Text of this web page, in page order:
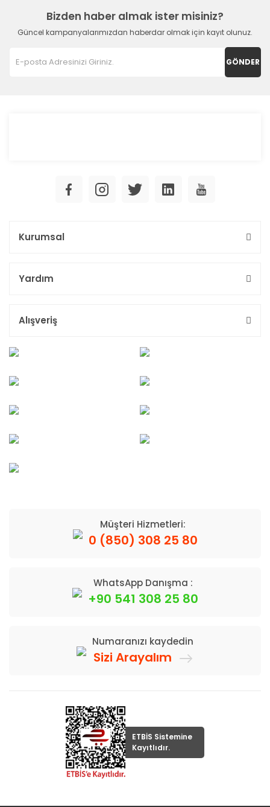
Bizden haber almak ister misiniz?
Güncel kampanyalarımızdan haberdar olmak için kayıt olunuz.
GÖNDER
Kurumsal
Yardım
Alışveriş
Müşteri Hizmetleri:
0 (850) 308 25 80
WhatsApp Danışma :
+90 541 308 25 80
Numaranızı kaydedin
Sizi Arayalım
ETBİS Sistemine
Kayıtlıdır.